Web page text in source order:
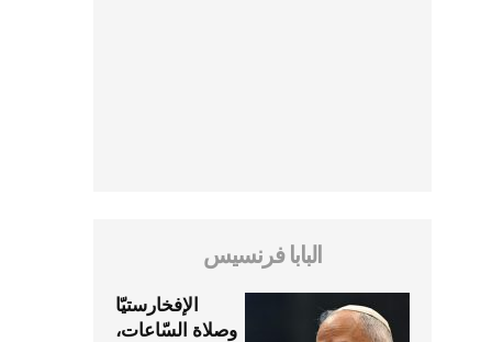
البابا فرنسيس
الإفخارستيّا
وصلاة السّاعات،